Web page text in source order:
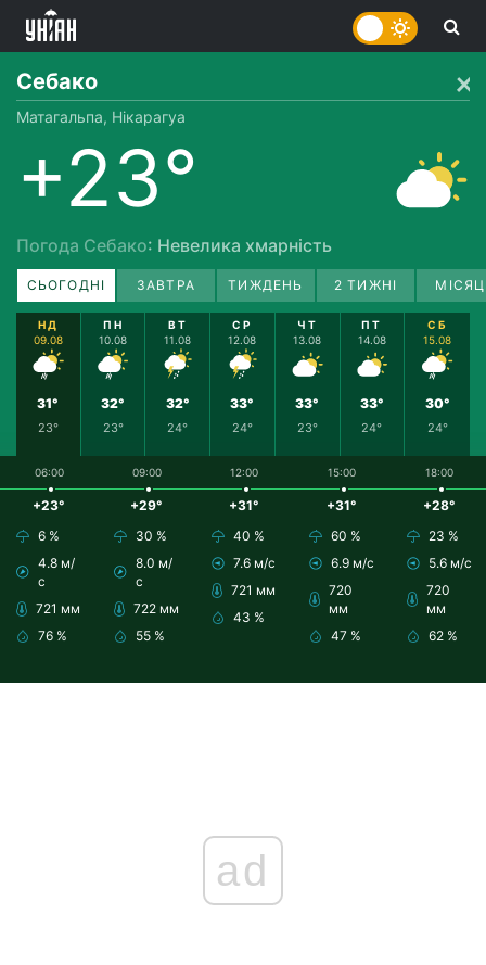
Себако
Матагальпа, Нікарагуа
+23°
Погода Себако: Невелика хмарність
СЬОГОДНІ ЗАВТРА ТИЖДЕНЬ 2 ТИЖНІ
НД
09.08
31°
23°
ПН
10.08
32°
23°
ВТ
11.08
32°
24°
СР
12.08
33°
24°
ЧТ
13.08
33°
23°
ПТ
14.08
33°
24°
СБ
15.08
30°
24°
06:00
+23°
6 %
4.8 м/
с
721 мм
76 %
09:00
+29°
30 %
8.0 м/
с
722 мм
55 %
12:00
+31°
40 %
7.6 м/с
721 мм
43 %
15:00
+31°
60 %
6.9 м/с
720
мм
47 %
18:00
+28°
23 %
5.6 м/с
720
мм
62 %
ad